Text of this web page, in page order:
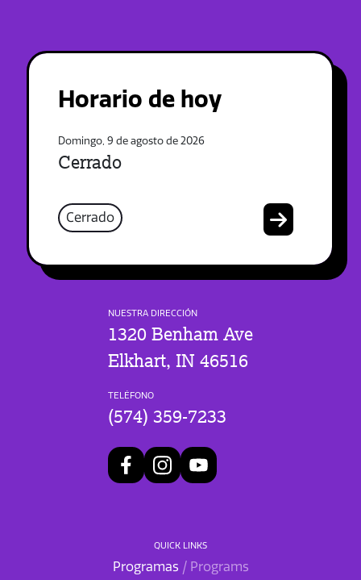
Horario de hoy
Domingo, 9 de agosto de 2026
Cerrado
Cerrado
NUESTRA DIRECCIÓN
1320 Benham Ave
Elkhart, IN 46516
TELÉFONO
(574) 359-7233
QUICK LINKS
Programas / Programs